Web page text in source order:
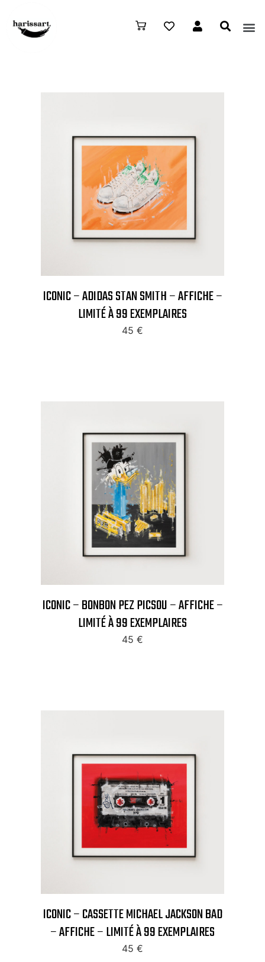
ICONIC – ADIDAS STAN SMITH – AFFICHE –
LIMITÉ À 99 EXEMPLAIRES
45 €
ICONIC – BONBON PEZ PICSOU – AFFICHE –
LIMITÉ À 99 EXEMPLAIRES
45 €
ICONIC – CASSETTE MICHAEL JACKSON BAD
– AFFICHE – LIMITÉ À 99 EXEMPLAIRES
45 €